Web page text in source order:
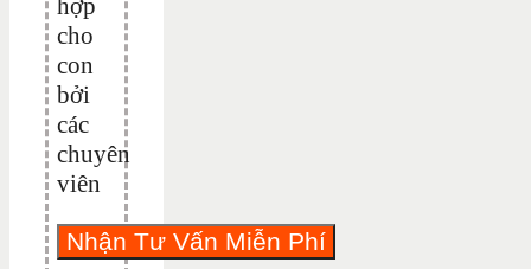
cho
con
bởi
các
chuyên
viên